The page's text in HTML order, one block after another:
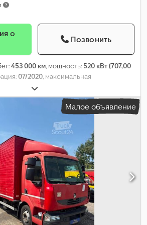
Позвонить
453 000 км, мощность: 520 кВт (707,00
07/2020, максимальная
, конфигурация осей:
водителя:дневная кабина, тип
, класс выбросов:Евро 6,
круиз-контроль, ретардер,
замок
Малое объявление